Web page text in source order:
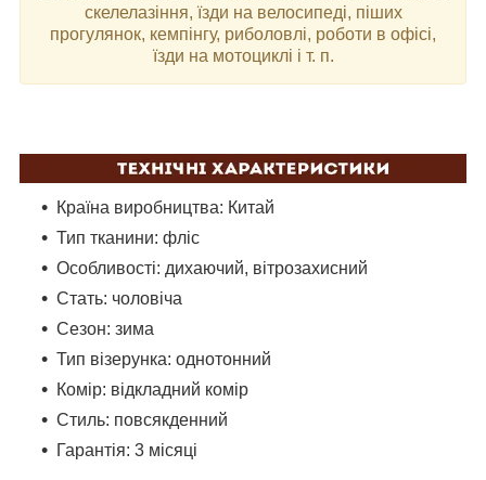
скелелазіння, їзди на велосипеді, піших
прогулянок, кемпінгу, риболовлі, роботи в офісі,
їзди на мотоциклі і т. п.
Країна виробництва: Китай
Тип тканини: фліс
Особливості: дихаючий, вітрозахисний
Стать: чоловіча
Сезон: зима
Тип візерунка: однотонний
Комір: відкладний комір
Стиль: повсякденний
Гарантія: 3 місяці